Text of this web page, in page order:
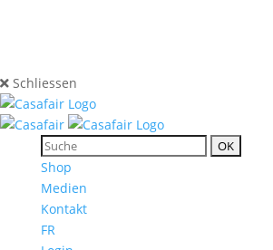
Schliessen
Shop
Medien
Kontakt
FR